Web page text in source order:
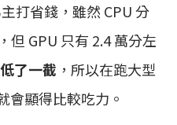
打省錢，雖然 CPU 分
但 GPU 只有 2.4 萬分左
了一截 ，所以在跑大型
會顯得比較吃力。